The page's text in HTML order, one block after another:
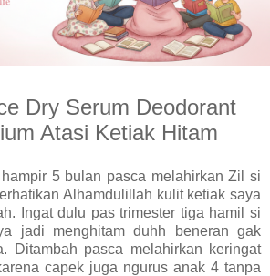
Dry Serum Deodorant
Atasi Ketiak Hitam
5 bulan pasca melahirkan Zil si
Alhamdulillah kulit ketiak saya
Ingat dulu pas trimester tiga hamil si
jadi menghitam duhh beneran gak
Ditambah pasca melahirkan keringat
capek juga ngurus anak 4 tanpa